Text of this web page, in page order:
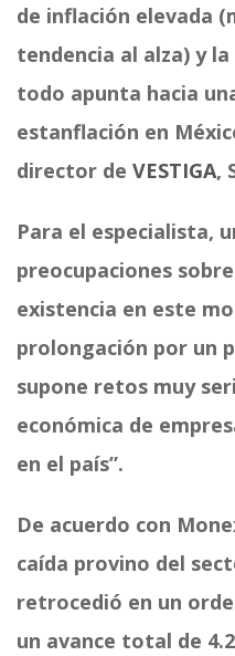
de inflación elevada
tendencia al alza) y
todo apunta hacia
estanflación en
director de VESTIGA,
Para el especialista,
preocupaciones
existencia en este
prolongación por un
supone retos muy
económica de
en el país”.
De acuerdo con
caída provino del
retrocedió en un
un avance total de